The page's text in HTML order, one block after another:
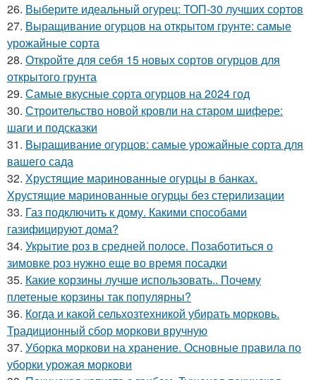
26. Выберите идеальный огурец: ТОП-30 лучших сортов
27. Выращивание огурцов на открытом грунте: самые
урожайные сорта
28. Откройте для себя 15 новых сортов огурцов для
открытого грунта
29. Самые вкусные сорта огурцов на 2024 год
30. Строительство новой кровли на старом шифере:
шаги и подсказки
31. Выращивание огурцов: самые урожайные сорта для
вашего сада
32. Хрустящие маринованные огурцы в банках.
Хрустящие маринованные огурцы без стерилизации
33. Газ подключить к дому. Какими способами
газифицируют дома?
34. Укрытие роз в средней полосе. Позаботиться о
зимовке роз нужно еще во время посадки
35. Какие корзины лучше использовать.. Почему
плетеные корзины так популярны?
36. Когда и какой сельхозтехникой убирать морковь.
Традиционный сбор моркови вручную
37. Уборка моркови на хранение. Основные правила по
уборки урожая моркови